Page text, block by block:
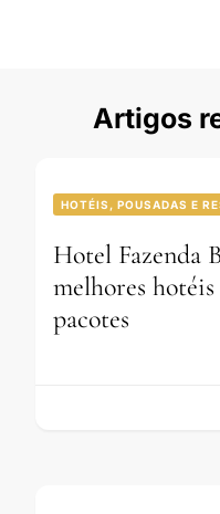
Artigos
HOTÉIS, POUSADAS E
Hotel Fazenda
melhores
pacotes